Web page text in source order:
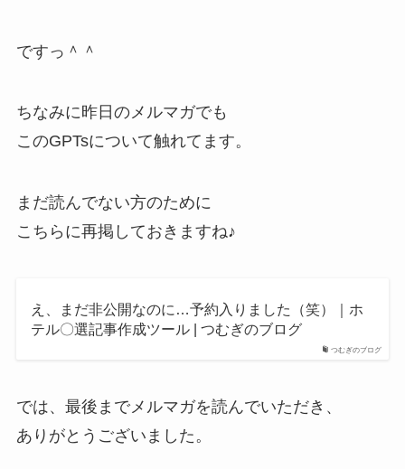
ですっ＾＾
ちなみに昨日のメルマガでも
このGPTsについて触れてます。
まだ読んでない方のために
こちらに再掲しておきますね♪
つむぎのブログ
え、まだ非公開なのに…予約入りました（笑）｜ホ
テル〇選記事作成ツール | つむぎのブログ
では、最後までメルマガを読んでいただき、
ありがとうございました。